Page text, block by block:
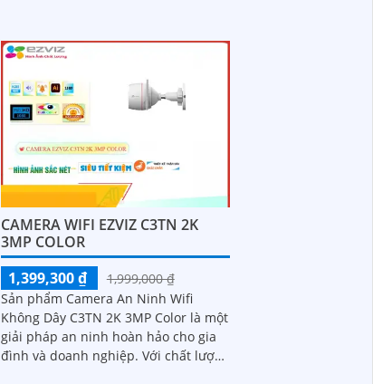
CAMERA WIFI EZVIZ C3TN 2K
3MP COLOR
1,399,300 ₫
1,999,000 ₫
Sản phẩm Camera An Ninh Wifi
Không Dây C3TN 2K 3MP Color là một
giải pháp an ninh hoàn hảo cho gia
đình và doanh nghiệp. Với chất lượng